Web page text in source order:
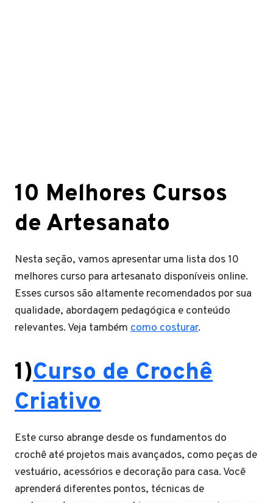
10 Melhores Cursos
de Artesanato
Nesta seção, vamos apresentar uma lista dos 10
melhores curso para artesanato disponíveis online.
Esses cursos são altamente recomendados por sua
qualidade, abordagem pedagógica e conteúdo
relevantes. Veja também como costurar.
1)Curso de Crochê
Criativo
Este curso abrange desde os fundamentos do
crochê até projetos mais avançados, como peças de
vestuário, acessórios e decoração para casa. Você
aprenderá diferentes pontos, técnicas de